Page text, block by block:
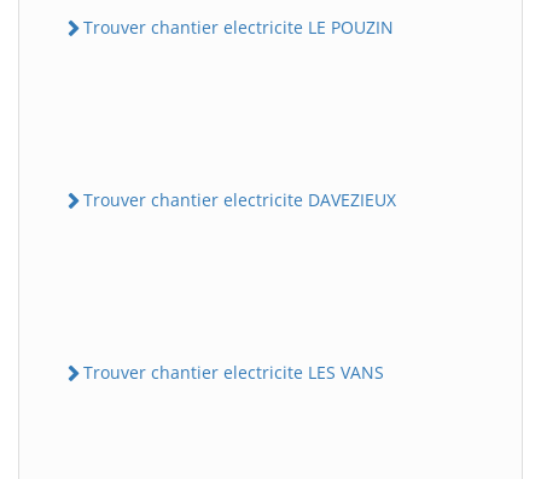
Trouver chantier electricite LE POUZIN
Trouver chantier electricite DAVEZIEUX
Trouver chantier electricite LES VANS